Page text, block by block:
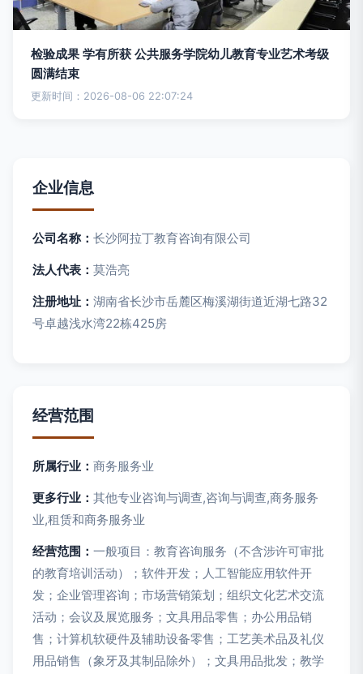
检验成果 学有所获 公共服务学院幼儿教育专业艺术考级
圆满结束
更新时间：2026-08-06 22:07:24
企业信息
公司名称： 长沙阿拉丁教育咨询有限公司
法人代表： 莫浩亮
注册地址： 湖南省长沙市岳麓区梅溪湖街道近湖七路32
号卓越浅水湾22栋425房
经营范围
所属行业： 商务服务业
更多行业： 其他专业咨询与调查,咨询与调查,商务服务
业,租赁和商务服务业
经营范围： 一般项目：教育咨询服务（不含涉许可审批
的教育培训活动）；软件开发；人工智能应用软件开
发；企业管理咨询；市场营销策划；组织文化艺术交流
活动；会议及展览服务；文具用品零售；办公用品销
售；计算机软硬件及辅助设备零售；工艺美术品及礼仪
用品销售（象牙及其制品除外）；文具用品批发；教学